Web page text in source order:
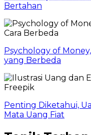
Bertahan
Psychology of
yang Berbeda
Penting Diketahui,
Mata Uang Fiat